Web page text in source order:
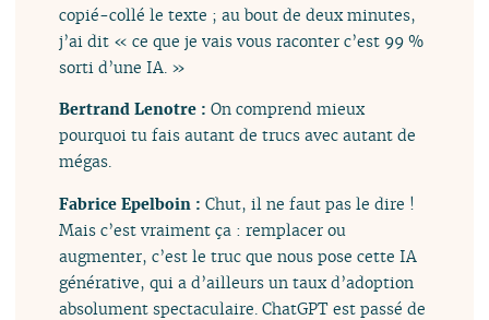
copié-collé le texte ; au bout de deux minutes,
j’ai dit « ce que je vais vous raconter c’est 99 %
sorti d’une IA. »
Bertrand Lenotre :On comprend mieux
pourquoi tu fais autant de trucs avec autant de
mégas.
Fabrice Epelboin :Chut, il ne faut pas le dire !
Mais c’est vraiment ça : remplacer ou
augmenter, c’est le truc que nous pose cette IA
générative, qui a d’ailleurs un taux d’adoption
absolument spectaculaire. ChatGPT est passé de